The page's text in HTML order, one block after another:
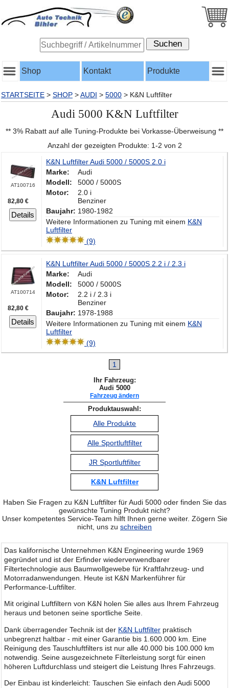
Shop Kontakt Produkte
STARTSEITE > SHOP >AUDI > 5000 > K&N Luftfilter
Audi 5000 K&N Luftfilter
** 3% Rabatt auf alle Tuning-Produkte bei Vorkasse-Überweisung **
Anzahl der gezeigten Produkte: 1-2 von 2
AT100716
82,80 €
Details
K&N Luftfilter Audi 5000 / 5000S 2.0 i
Marke:
Audi
Modell:
5000 / 5000S
Motor:
2.0 i
Benziner
Baujahr: 1980-1982
Weitere Informationen zu Tuning mit einem K&N
Luftfilter
(9)
AT100714
82,80 €
Details
K&N Luftfilter Audi 5000 / 5000S 2.2 i / 2.3 i
Marke:
Audi
Modell:
5000 / 5000S
Motor:
2.2 i / 2.3 i
Benziner
Baujahr: 1978-1988
Weitere Informationen zu Tuning mit einem K&N
Luftfilter
(9)
1
Ihr Fahrzeug:
Audi 5000
Fahrzeug ändern
Produktauswahl:
Alle Produkte
Alle Sportluftfilter
JR Sportluftfilter
K&N Luftfilter
Haben Sie Fragen zu K&N Luftfilter für Audi 5000 oder finden Sie das
gewünschte Tuning Produkt nicht?
Unser kompetentes Service-Team hilft Ihnen gerne weiter. Zögern Sie
nicht, uns zu schreiben
Das kalifornische Unternehmen K&N Engineering wurde 1969
gegründet und ist der Erfinder wiederverwendbarer
Filtertechnologie aus Baumwollgewebe für Kraftfahrzeug- und
Motorradanwendungen. Heute ist K&N Markenführer für
Performance-Luftfilter.
Mit original Luftfiltern von K&N holen Sie alles aus Ihrem Fahrzeug
heraus und betonen seine sportliche Seite.
Dank überragender Technik ist der K&N Luftfilter praktisch
unbegrenzt haltbar - mit einer Garantie bis 1.600.000 km. Eine
Reinigung des Tauschluftfilters ist nur alle 40.000 bis 100.000 km
notwendig. Seine ausgezeichnete Filterleistung sorgt für einen
höheren Luftdurchlass und steigert die Leistung Ihres Fahrzeugs.
Der Einbau ist kinderleicht: Tauschen Sie einfach den Audi 5000